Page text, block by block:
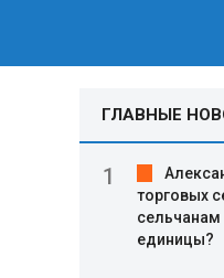
ГЛАВНЫЕ
торговых
единицы?